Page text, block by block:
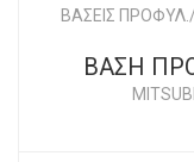
ΒΑΣΕΙΣ
ΒΑΣΗ